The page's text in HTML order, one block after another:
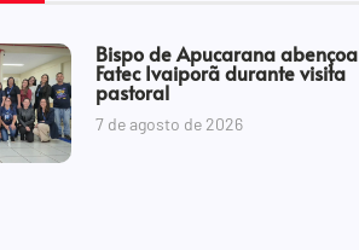
Bispo de Apucarana abençoa
Fatec Ivaiporã durante visita
pastoral
7 de agosto de 2026